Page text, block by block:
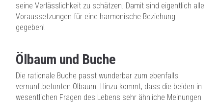
seine Verlässlichkeit zu schätzen. Damit sind eigentlich alle
Voraussetzungen für eine harmonische Beziehung
gegeben!
Ölbaum und Buche
Die rationale Buche passt wunderbar zum ebenfalls
vernunftbetonten Ölbaum. Hinzu kommt, dass die beiden in
wesentlichen Fragen des Lebens sehr ähnliche Meinungen